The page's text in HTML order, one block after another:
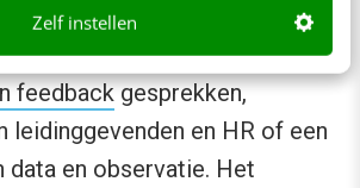
Zelf instellen
andere manier tot stand. Je
gebruiken, maar
feedbackgesprekken,
leidinggevenden en HR of een
data en observatie. Het